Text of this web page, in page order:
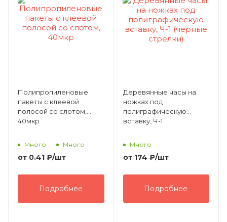
Полипропиленовые
пакеты с клеевой
полосой со слотом,
40мкр
Много Много
от 0.41 ₽/шт
Подробнее
Деревянные часы на
ножках под
полиграфическую
вставку, Ч-1
Много
от 174 ₽/шт
Подробнее